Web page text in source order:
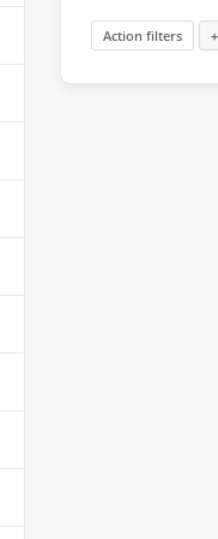
Action filters